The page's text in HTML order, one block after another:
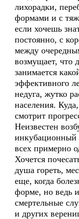
лихорадки,
формами и с
если хочешь
постоянно, с
между
возмущает, что
занимается
эффективного
недуга, жутко
населения.
смотрит
Неизвестен
инкубационный
всех примерно
Хочется
душа гореть,
еще, когда
форме, но ведь
смертельные
и других